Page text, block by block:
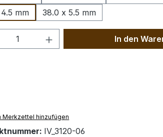
mm
38.0 x 5.5 mm
Anzahl: Gib denIn den
Merkzettel hinzufügen
IV_3120-06